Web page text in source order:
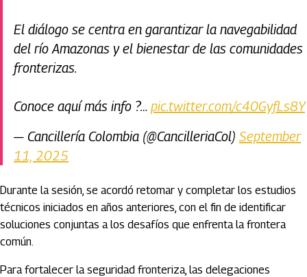
El diálogo se centra en garantizar la navegabilidad
del río Amazonas y el bienestar de las comunidades
fronterizas.
Conoce aquí más info ?… pic.twitter.com/c40GyfLs8Y
— Cancillería Colombia (@CancilleriaCol) September
11, 2025
Durante la sesión, se acordó retomar y completar los estudios
técnicos iniciados en años anteriores, con el fin de identificar
soluciones conjuntas a los desafíos que enfrenta la frontera
común.
Para fortalecer la seguridad fronteriza, las delegaciones